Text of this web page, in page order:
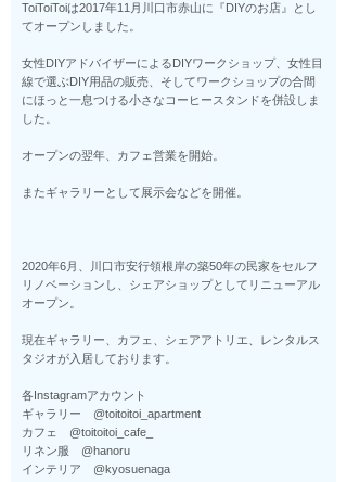
ToiToiToiは2017年11月川口市赤山に『DIYのお店』とし
てオープンしました。
女性DIYアドバイザーによるDIYワークショップ、女性目
線で選ぶDIY用品の販売、そしてワークショップの合間
にほっと一息つける小さなコーヒースタンドを併設しま
した。
オープンの翌年、カフェ営業を開始。
またギャラリーとして展示会などを開催。
2020年6月、川口市安行領根岸の築50年の民家をセルフ
リノベーションし、​シェアショップとしてリニューアル
オープン。
現在ギャラリー、カフェ、シェアアトリエ、レンタルス
タジオが入居しております。
各Instagramアカウント
ギャラリー @toitoitoi_apartment
カフェ @toitoitoi_cafe_
リネン服 @hanoru
インテリア @kyosuenaga